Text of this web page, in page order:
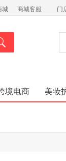
城 商城客服 门
境电商
美妆